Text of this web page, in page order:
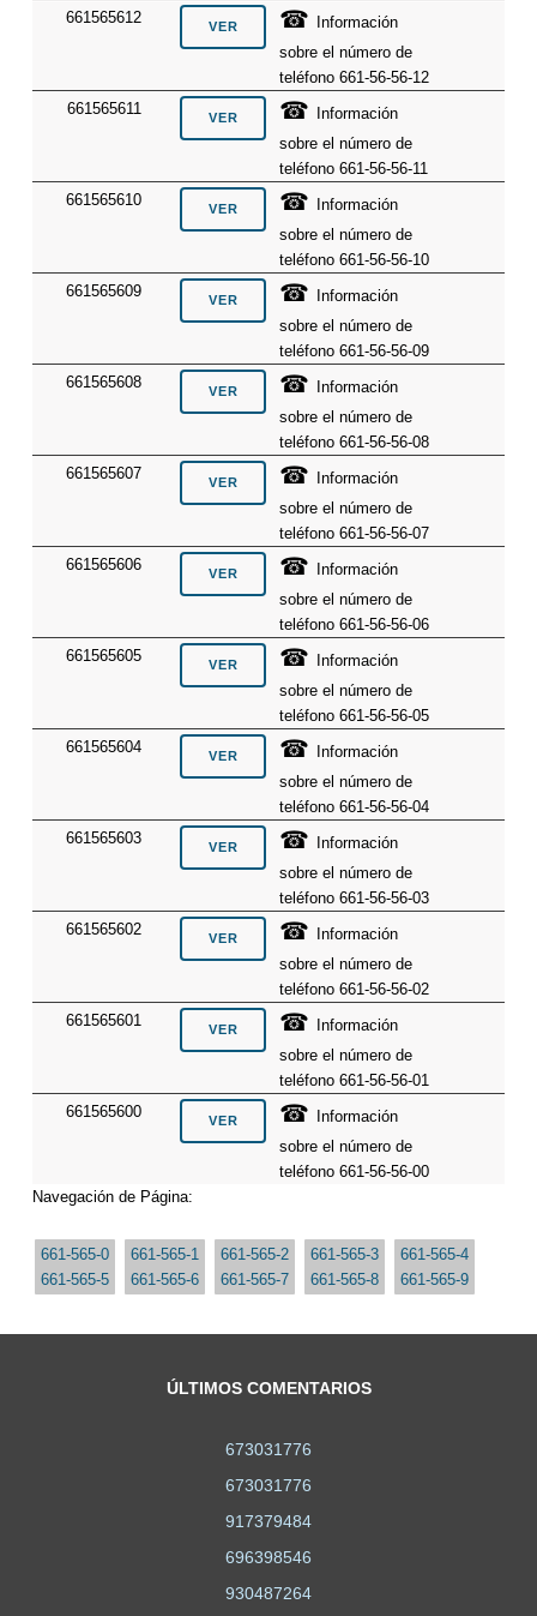
661565612
☎
Información
sobre el número de
teléfono 661-56-56-12
661565611
☎
Información
sobre el número de
teléfono 661-56-56-11
661565610
☎
Información
sobre el número de
teléfono 661-56-56-10
661565609
☎
Información
sobre el número de
teléfono 661-56-56-09
661565608
☎
Información
sobre el número de
teléfono 661-56-56-08
661565607
☎
Información
sobre el número de
teléfono 661-56-56-07
661565606
☎
Información
sobre el número de
teléfono 661-56-56-06
661565605
☎
Información
sobre el número de
teléfono 661-56-56-05
661565604
☎
Información
sobre el número de
teléfono 661-56-56-04
661565603
☎
Información
sobre el número de
teléfono 661-56-56-03
661565602
☎
Información
sobre el número de
teléfono 661-56-56-02
661565601
☎
Información
sobre el número de
teléfono 661-56-56-01
661565600
☎
Información
sobre el número de
teléfono 661-56-56-00
Navegación de Página:
661-565-0 661-565-1 661-565-2 661-565-3
661-565-4
661-565-5
661-565-6 661-565-7 661-565-8 661-565-9
ÚLTIMOS COMENTARIOS
673031776
673031776
917379484
696398546
930487264